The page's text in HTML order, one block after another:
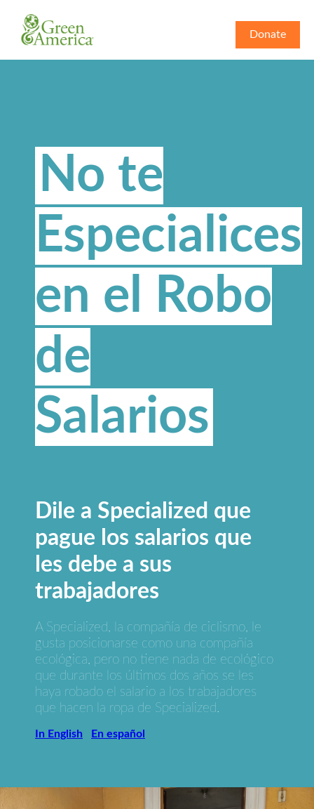
Donate
No te
Especialices
en el Robo
de
Salarios
Dile a Specialized que
pague los salarios que
les debe a sus
trabajadores
A Specialized, la compañía de ciclismo, le
gusta posicionarse como una compañía
ecológica, pero no tiene nada de ecológico
que durante los últimos dos años se les
haya robado el salario a los trabajadores
que hacen la ropa de Specialized.
In English En español